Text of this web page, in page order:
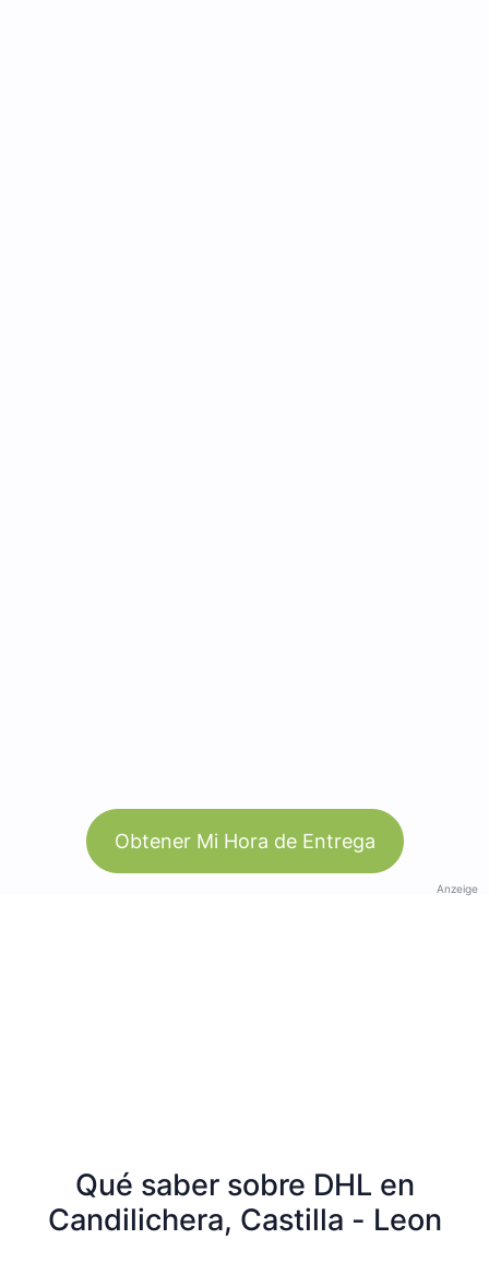
Obtener Mi Hora de Entrega
Anzeige
Qué saber sobre DHL en
Candilichera, Castilla - Leon